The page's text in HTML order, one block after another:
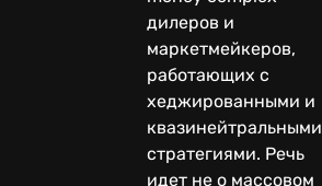
дилеров и
маркетмейкеров,
работающих с
хеджированными и
квазинейтральными
стратегиями. Речь
идет не о массовом